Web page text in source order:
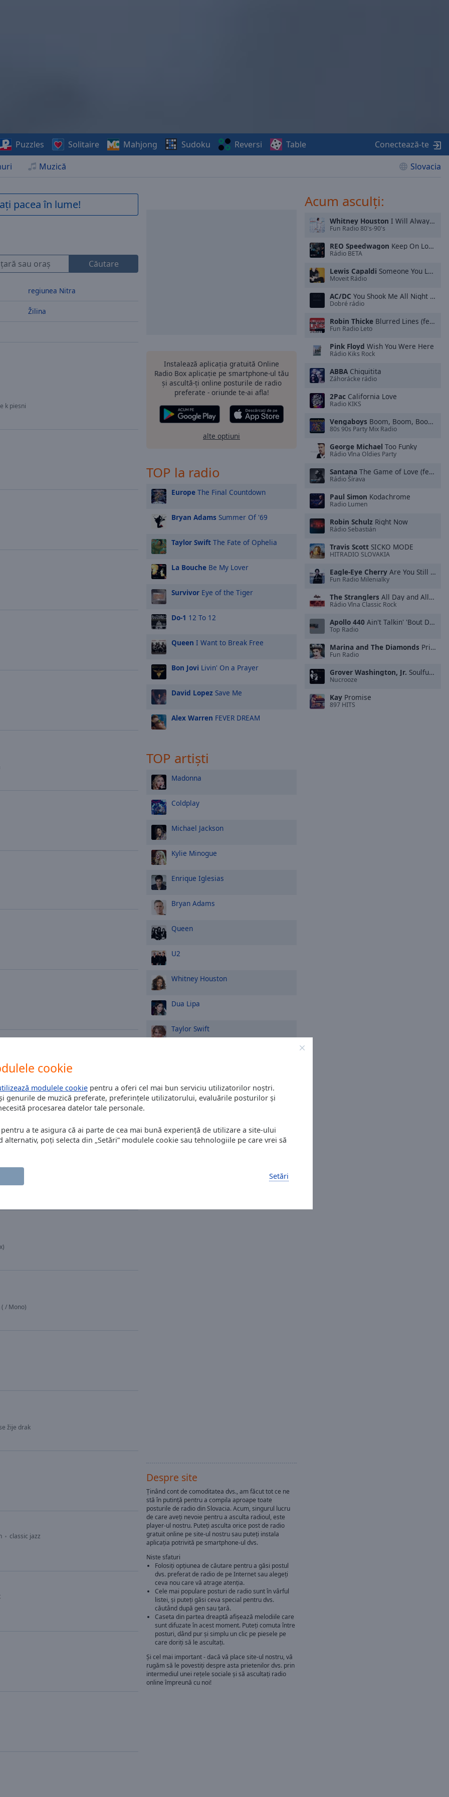
cookie
modulele cookie pentru a oferi cel mai bun serviciu utilizatorilor noștri.
genurile de muzică preferate, preferințele utilizatorului, evaluările posturilor și
procesarea datelor tale personale.
pentru a te asigura că ai parte de cea mai bună experiență de utilizare a site-ului
alternativ, poți selecta din „Setări” modulele cookie sau tehnologiile pe care vrei să
Setări
Muzică Slovacia
Puzzles Solitaire Mahjong Sudoku Reversi Table Conectează-te
pacea în lume!
Căutare
regiunea Nitra
Žilina
k piesni
/ Mono)
žije drak
classic jazz
Instalează aplicația gratuită Online
Radio Box aplicație pe smartphone-ul tău
și ascultă-ți online posturile de radio
preferate - oriunde te-ai afla!
alte optiuni
TOP la radio
Europe The Final Countdown
Bryan Adams Summer Of '69
Taylor Swift The Fate of Ophelia
La Bouche Be My Lover
Survivor Eye of the Tiger
Do-1 12 To 12
Queen I Want to Break Free
Bon Jovi Livin' On a Prayer
David Lopez Save Me
Alex Warren FEVER DREAM
TOP artiști
Madonna
Coldplay
Michael Jackson
Kylie Minogue
Enrique Iglesias
Bryan Adams
Queen
U2
Whitney Houston
Dua Lipa
Taylor Swift
Ed Sheeran
Bon Jovi
Despre site
Ținând cont de comoditatea dvs., am făcut tot ce ne
stă în putință pentru a compila aproape toate
posturile de radio din Slovacia. Acum, singurul lucru
de care aveți nevoie pentru a asculta radioul, este
player-ul nostru. Puteți asculta orice post de radio
gratuit online pe site-ul nostru sau puteți instala
aplicația potrivită pe smartphone-ul dvs.
Niste sfaturi
Folosiți opțiunea de căutare pentru a găsi postul
dvs. preferat de radio de pe Internet sau alegeți
ceva nou care vă atrage atenția.
Cele mai populare posturi de radio sunt în vârful
listei, și puteți găsi ceva special pentru dvs.
căutând după gen sau țară.
Caseta din partea dreaptă afișează melodiile care
sunt difuzate în acest moment. Puteți comuta între
posturi, dând pur și simplu un clic pe piesele pe
care doriți să le ascultați.
Și cel mai important - dacă vă place site-ul nostru, vă
rugăm să le povestiți despre asta prietenilor dvs. prin
intermediul unei rețele sociale și să ascultați radio
online împreună cu noi!
Acum asculți:
Whitney Houston I Will Always Love You
Fun Radio 80's-90's
REO Speedwagon Keep On Loving You
Rádio BETA
Lewis Capaldi Someone You Loved
Moveit Rádio
AC/DC You Shook Me All Night Long
Dobré rádio
Robin Thicke Blurred Lines (feat. T.I. & Pharrell)
Fun Radio Leto
Pink Floyd Wish You Were Here
Rádio Kiks Rock
ABBA Chiquitita
Záhorácke rádio
2Pac California Love
Radio KIKS
Vengaboys Boom, Boom, Boom, Boom!! (Airplay)
80s 90s Party Mix Radio
George Michael Too Funky
Rádio Vlna Oldies Party
Santana The Game of Love (feat. Michelle Branch)
Rádio Šírava
Paul Simon Kodachrome
Radio Lumen
Robin Schulz Right Now
Rádio Sebastián
Travis Scott SICKO MODE
HITRADIO SLOVAKIA
Eagle-Eye Cherry Are You Still Having Fun?
Fun Radio Milenialky
The Stranglers All Day and All of the Night
Rádio Vlna Classic Rock
Apollo 440 Ain't Talkin' 'Bout Dub
Top Radio
Marina and The Diamonds Primadonna
Fun Radio
Grover Washington, Jr. Soulful Strut
Nucrooze
Kay Promise
897 HITS